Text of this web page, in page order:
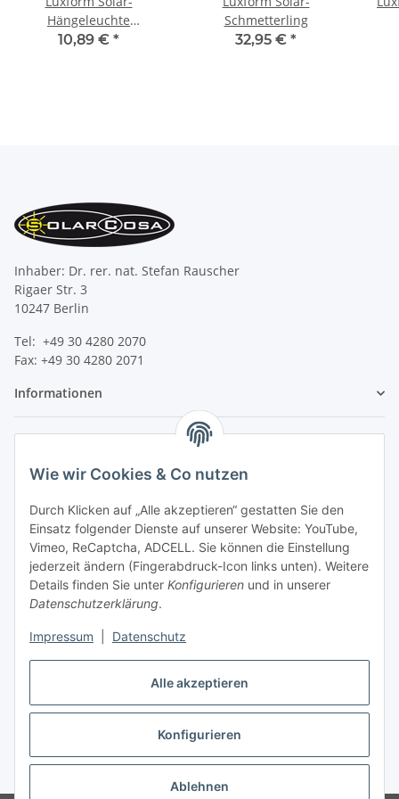
Alle akzeptieren
Konfigurieren
Ablehnen
Wie wir Cookies & Co nutzen
Durch Klicken auf „Alle akzeptieren“ gestatten Sie den
Einsatz folgender Dienste auf unserer Website: YouTube,
Vimeo, ReCaptcha, ADCELL. Sie können die Einstellung
jederzeit ändern (Fingerabdruck-Icon links unten). Weitere
Details finden Sie unter Konfigurieren und in unserer
Datenschutzerklärung.
Impressum Datenschutz
Hängeleuchte
Düsseldorf
10,89 € *
Schmetterling
32,95 € *
Inhaber: Dr. rer. nat. Stefan Rauscher
Rigaer Str. 3
10247 Berlin
Tel: +49 30 4280 2070
Fax: +49 30 4280 2071
Informationen
Vertrag widerrufen
* Alle Preise inkl. gesetzlicher USt., zzgl.